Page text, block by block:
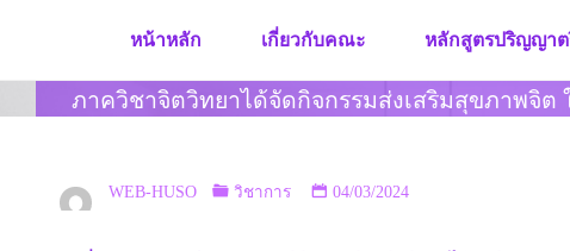
content
หน้าหลัก เกี่ยวกับคณะ หลักสูตรปริญญา
ภาควิชาจิตวิทยาได้จัดกิจกรรมส่งเสริมสุขภาพจิต ใ
WEB-HUSO วิชาการ 04/03/2024